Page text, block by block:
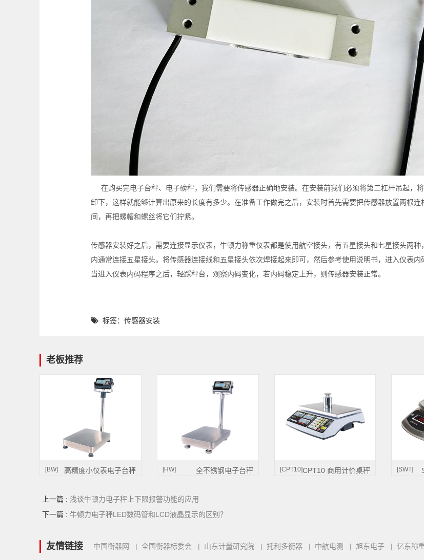
在购买完电子台秤、电子磅秤，我们需要将传感器正确地安装。在安装前我们必须将第二杠杆吊起，
卸下，这样就能够计算出原来的长度有多少。在准备工作做完之后，安装时首先需要把传感器放置两根连
间，再把螺帽和螺丝将它们拧紧。
传感器安装好之后，需要连接显示仪表，牛顿力称重仪表都是使用航空接头，有五星接头和七星接头两种
内通常连接五星接头。将传感器连接线和五星接头依次焊接起来即可，然后参考使用说明书，进入仪表内
当进入仪表内码程序之后，轻踩秤台，观察内码变化，若内码稳定上升，则传感器安装正常。
标签：传感器安装
老板推荐
[BW] 高精度小仪表电子台秤 [HW] 全不锈钢电子台秤 [CPT10]CPT10 商用计价桌秤 [SWT]
上一篇 : 浅谈牛顿力电子秤上下限报警功能的应用
下一篇 : 牛顿力电子秤LED数码管和LCD液晶显示的区别？
友情链接 中国衡器网 | 全国衡器标委会 | 山东计量研究院 | 托利多衡器 | 中航电测 | 旭东电子 | 亿东称